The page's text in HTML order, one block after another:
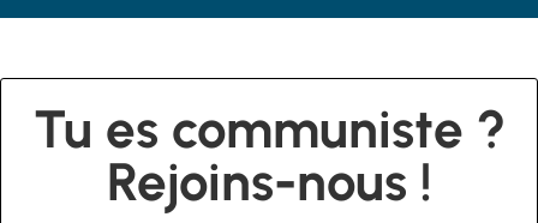
Tu es communiste ?
Rejoins-nous !